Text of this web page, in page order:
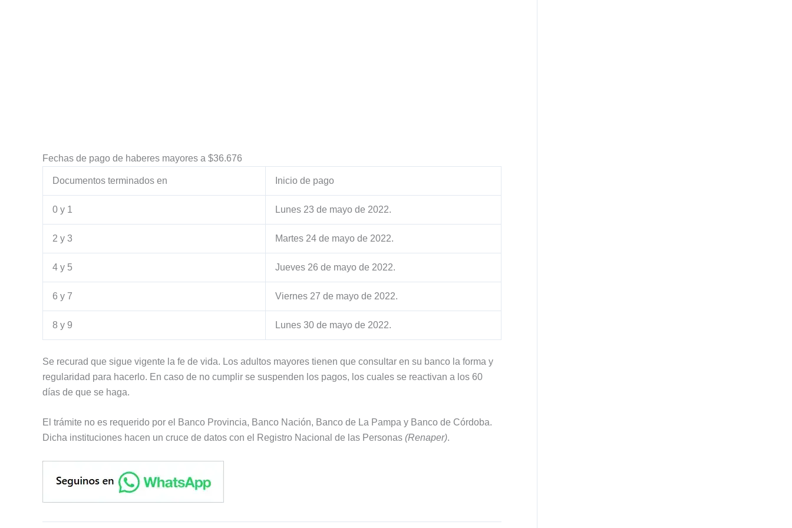
Fechas de pago de haberes mayores a $36.676
Documentos terminados en Inicio de pago
0 y 1 Lunes 23 de mayo de 2022.
2 y 3 Martes 24 de mayo de 2022.
4 y 5 Jueves 26 de mayo de 2022.
6 y 7 Viernes 27 de mayo de 2022.
8 y 9 Lunes 30 de mayo de 2022.
Se recurad que sigue vigente la fe de vida. Los adultos mayores tienen que consultar en su banco la forma y
regularidad para hacerlo. En caso de no cumplir se suspenden los pagos, los cuales se reactivan a los 60
días de que se haga.
El trámite no es requerido por el Banco Provincia, Banco Nación, Banco de La Pampa y Banco de Córdoba.
Dicha instituciones hacen un cruce de datos con el Registro Nacional de las Personas (Renaper).